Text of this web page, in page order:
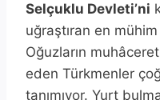
Selçuklu Devleti’ni
uğraştıran en
Oğuzların
eden Türkmenler
tanımıyor. Yurt